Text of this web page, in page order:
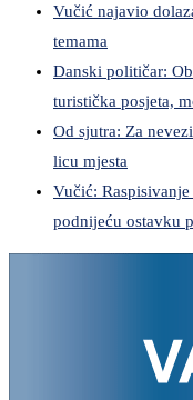
Vučić najavio
temama
Danski političar:
turistička posjeta,
Od sjutra: Za
licu mjesta
Vučić:
podnijeću ostavku